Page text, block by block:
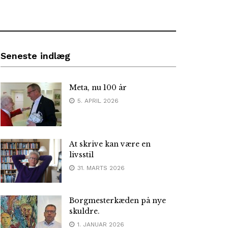
Seneste indlæg
Meta, nu 100 år
5. APRIL 2026
At skrive kan være en
livsstil
31. MARTS 2026
Borgmesterkæden på nye
skuldre.
1. JANUAR 2026